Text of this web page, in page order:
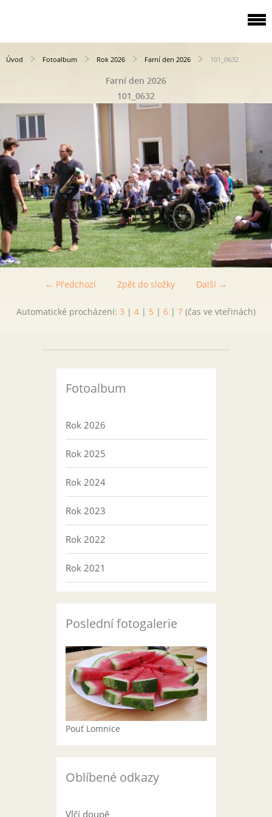
Úvod Fotoalbum Rok 2026 Farní den 2026 101_0632
Farní den 2026
101_0632
← Předchozí Další →
Zpět do složky
Automatické procházení: 3 | 4 | 5 | 6 | 7 (čas ve vteřinách)
Fotoalbum
Rok 2026
Rok 2025
Rok 2024
Rok 2023
Rok 2022
Rok 2021
Poslední fotogalerie
Pouť Lomnice
Oblíbené odkazy
Vlčí doupě